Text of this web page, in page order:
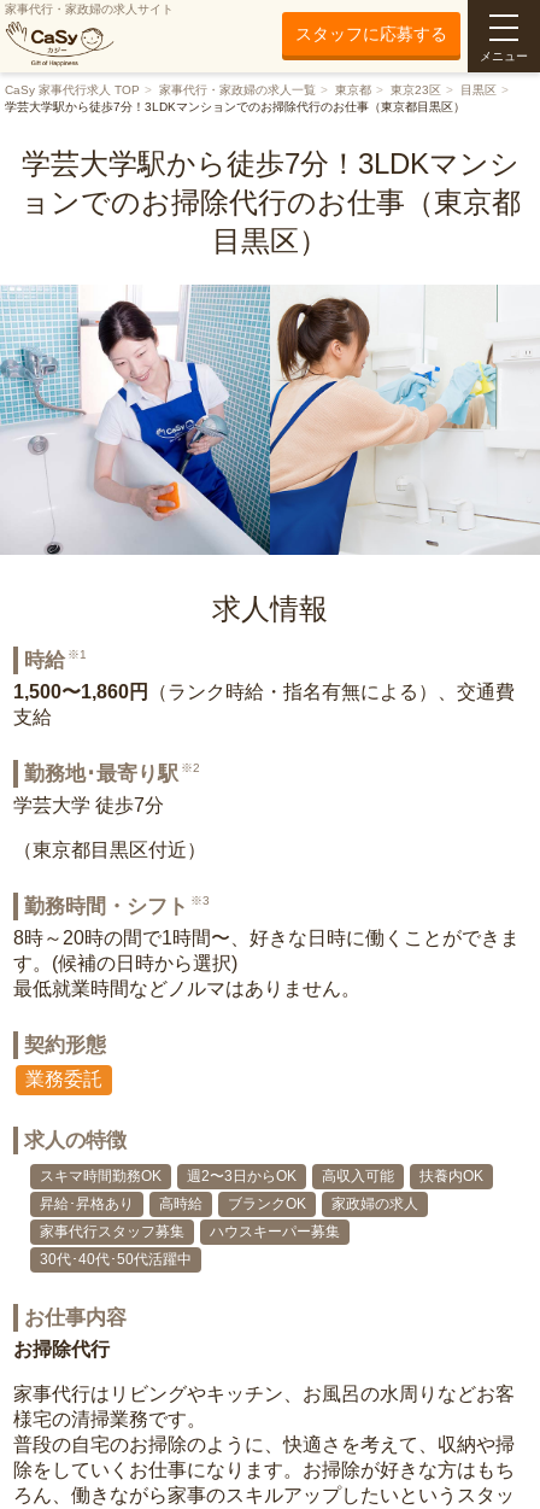
家事代行・家政婦の求人サイト
スタッフに応募する
メニュー
CaSy 家事代行求人 TOP 家事代行・家政婦の求人一覧 東京都 東京23区
目黒区
学芸大学駅から徒歩7分！3LDKマンションでのお掃除代行のお仕事（東京都目黒区）
学芸大学駅から徒歩7分！3LDKマンシ
ョンでのお掃除代行のお仕事（東京都
目黒区）
求人情報
時給 ※1
1,500〜1,860円
（ランク時給・指名有無による）、交通費
支給
勤務地･最寄り駅 ※2
学芸大学 徒歩7分
（東京都目黒区付近）
勤務時間・シフト ※3
8時～20時の間で1時間〜、好きな日時に働くことができま
す。(候補の日時から選択)
最低就業時間などノルマはありません。
契約形態
業務委託
求人の特徴
スキマ時間勤務OK 週2〜3日からOK 高収入可能
扶養内OK
昇給･昇格あり
高時給 ブランクOK
家政婦の求人
家事代行スタッフ募集
ハウスキーパー募集
30代･40代･50代活躍中
お仕事内容
お掃除代行
家事代行はリビングやキッチン、お風呂の水周りなどお客
様宅の清掃業務です。
普段の自宅のお掃除のように、快適さを考えて、収納や掃
除をしていくお仕事になります。お掃除が好きな方はもち
ろん、働きながら家事のスキルアップしたいというスタッ